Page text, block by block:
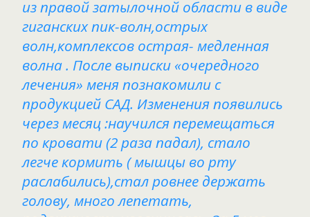
из правой затылочной области в виде
гиганских пик-волн,острых
волн,комплексов острая- медленная
волна . После выписки «очередного
лечения» меня познакомили с
продукцией САД. Изменения появились
через месяц :научился перемещаться
по кровати (2 раза падал), стало
легче кормить ( мышцы во рту
раслабились),стал ровнее держать
голову, много лепетать,